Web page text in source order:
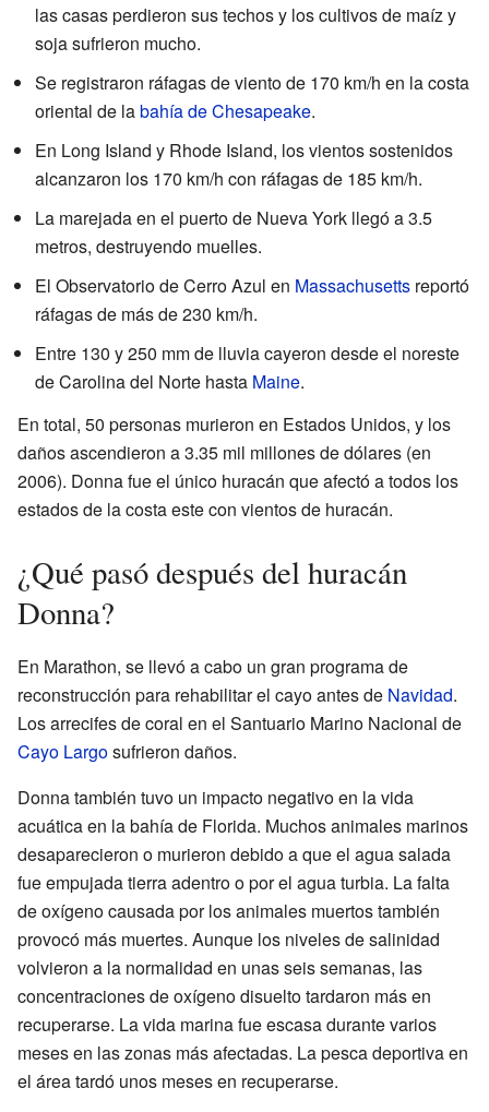
las casas perdieron sus techos y los cultivos de maíz y
soja sufrieron mucho.
Se registraron ráfagas de viento de 170 km/h en la costa
oriental de labahía de Chesapeake.
En Long Island y Rhode Island, los vientos sostenidos
alcanzaron los 170 km/h con ráfagas de 185 km/h.
La marejada en el puerto de Nueva York llegó a 3.5
metros, destruyendo muelles.
El Observatorio de Cerro Azul en Massachusetts reportó
ráfagas de más de 230 km/h.
Entre 130 y 250 mm de lluvia cayeron desde el noreste
de Carolina del Norte hasta Maine.
En total, 50 personas murieron en Estados Unidos, y los
daños ascendieron a 3.35 mil millones de dólares (en
2006). Donna fue el único huracán que afectó a todos los
estados de la costa este con vientos de huracán.
¿Qué pasó después del huracán
Donna?
En Marathon, se llevó a cabo un gran programa de
reconstrucción para rehabilitar el cayo antes de Navidad.
Los arrecifes de coral en el Santuario Marino Nacional de
Cayo Largosufrieron daños.
Donna también tuvo un impacto negativo en la vida
acuática en la bahía de Florida. Muchos animales marinos
desaparecieron o murieron debido a que el agua salada
fue empujada tierra adentro o por el agua turbia. La falta
de oxígeno causada por los animales muertos también
provocó más muertes. Aunque los niveles de salinidad
volvieron a la normalidad en unas seis semanas, las
concentraciones de oxígeno disuelto tardaron más en
recuperarse. La vida marina fue escasa durante varios
meses en las zonas más afectadas. La pesca deportiva en
el área tardó unos meses en recuperarse.